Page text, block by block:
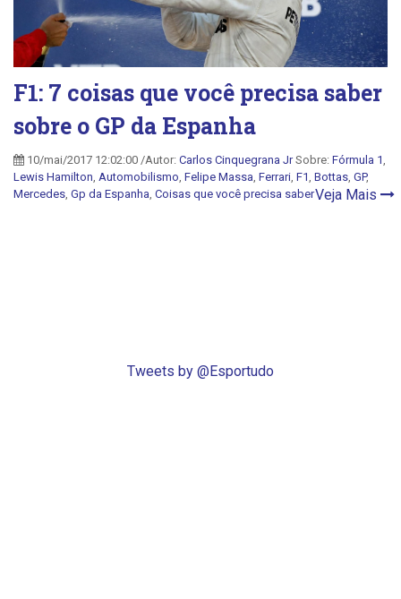
F1: 7 coisas que você precisa saber
sobre o GP da Espanha
10/mai/2017 12:02:00 /Autor: Carlos Cinquegrana JrSobre: Fórmula 1
Lewis Hamilton Automobilismo Felipe Massa Ferrari F1 Bottas GP,
Mercedes Gp da Espanha Coisas que você precisa saberVeja Mais
Tweets by @Esportudo